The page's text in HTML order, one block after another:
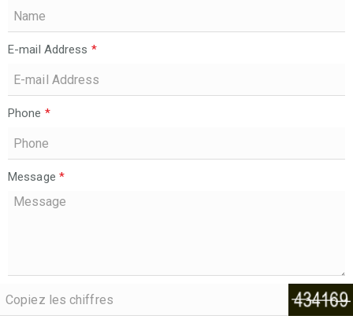
E-mail Address *
Phone *
Message *